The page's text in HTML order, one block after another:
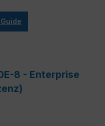
8 - Enterprise